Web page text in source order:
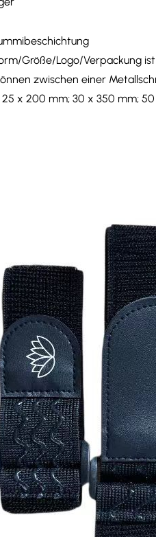
Größe/Logo/Verpackung
zwischen einer
x 200 mm; 30 x 350 mm; 50